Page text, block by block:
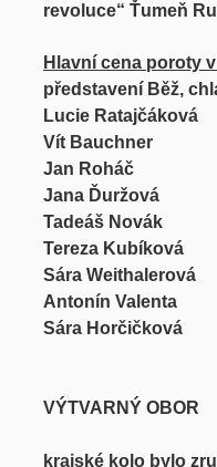
revoluce“ Ťumeň
Hlavní cena poroty
představení Běž,
Lucie Ratajčáková
Vít Bauchner
Jan Roháč
Jana Ďuržová
Tadeáš Novák
Tereza Kubíková
Sára Weithalerová
Antonín Valenta
Sára Horčičková
VÝTVARNÝ OBOR
krajské kolo bylo